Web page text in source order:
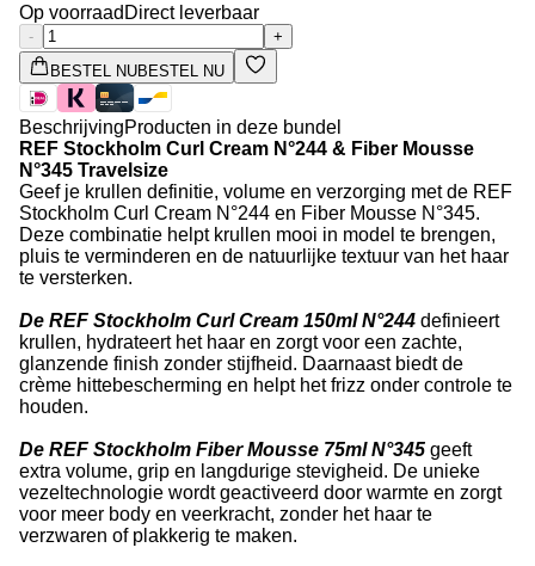
Op voorraad Direct leverbaar
-
+
BESTEL NUBESTEL NU
BeschrijvingProducten in deze bundel
REF Stockholm Curl Cream N°244 & Fiber Mousse
N°345 Travelsize
Geef je krullen definitie, volume en verzorging met de REF
Stockholm Curl Cream N°244 en Fiber Mousse N°345.
Deze combinatie helpt krullen mooi in model te brengen,
pluis te verminderen en de natuurlijke textuur van het haar
te versterken.
De REF Stockholm Curl Cream 150ml N°244 definieert
krullen, hydrateert het haar en zorgt voor een zachte,
glanzende finish zonder stijfheid. Daarnaast biedt de
crème hittebescherming en helpt het frizz onder controle te
houden.
De REF Stockholm Fiber Mousse 75ml N°345 geeft
extra volume, grip en langdurige stevigheid. De unieke
vezeltechnologie wordt geactiveerd door warmte en zorgt
voor meer body en veerkracht, zonder het haar te
verzwaren of plakkerig te maken.